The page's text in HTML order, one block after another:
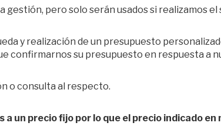
gestión, pero solo serán usados si realizamos el
y realización de un presupuesto
o consulta al respecto.
a un precio fijo por lo que el precio indicado en